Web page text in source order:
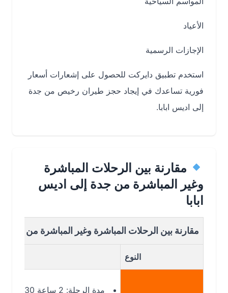
الإجازات الرسمية
استخدم تطبيق دايركت للحصول على إشعارات أسعار
فورية تساعدك في إيجاد حجز طيران رخيص من جدة
إلى اديس ابابا.
مقارنة بين الرحلات المباشرة
وغير المباشرة من جدة إلى اديس
مقارنة بين الرحلات المباشرة وغير المباشرة من جدة إلى
مدة الرحلة: 2 ساعة 30 دقيقة تقريبًا